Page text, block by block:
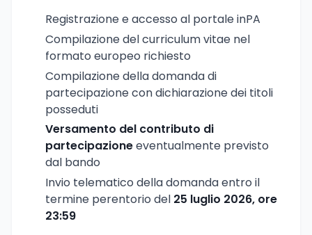
Registrazione e accesso al portale inPA
Compilazione del curriculum vitae nel
formato europeo richiesto
Compilazione della domanda di
partecipazione con dichiarazione dei titoli
posseduti
Versamento del contributo di
partecipazioneeventualmente previsto
dal bando
Invio telematico della domanda entro il
termine perentorio del 25 luglio 2026, ore
23:59